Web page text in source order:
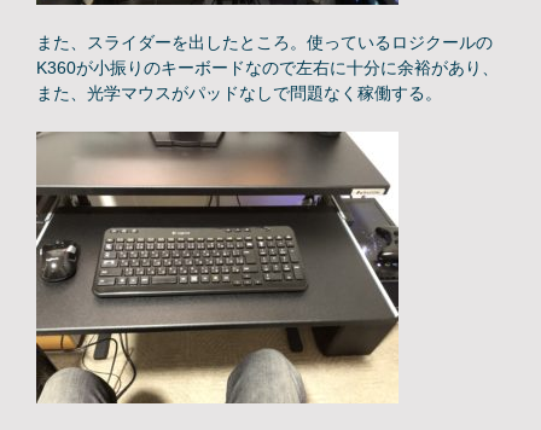
また、スライダーを出したところ。使っているロジクールの
K360が小振りのキーボードなので左右に十分に余裕があり、
また、光学マウスがパッドなしで問題なく稼働する。